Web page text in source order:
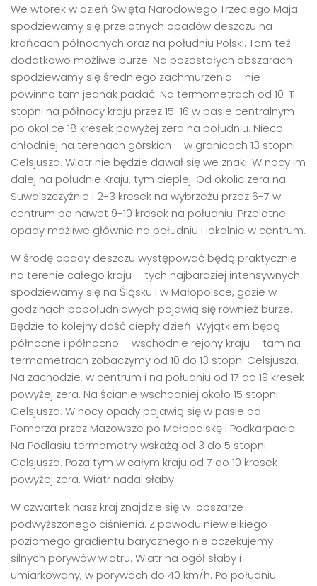
We wtorek w dzień Święta Narodowego Trzeciego Maja
spodziewamy się przelotnych opadów deszczu na
krańcach północnych oraz na południu Polski. Tam też
dodatkowo możliwe burze. Na pozostałych obszarach
spodziewamy się średniego zachmurzenia – nie
powinno tam jednak padać. Na termometrach od 10-11
stopni na północy kraju przez 15-16 w pasie centralnym
po okolice 18 kresek powyżej zera na południu. Nieco
chłodniej na terenach górskich – w granicach 13 stopni
Celsjusza. Wiatr nie będzie dawał się we znaki. W nocy im
dalej na południe Kraju, tym cieplej. Od okolic zera na
Suwalszczyźnie i 2-3 kresek na wybrzeżu przez 6-7 w
centrum po nawet 9-10 kresek na południu. Przelotne
opady możliwe głównie na południu i lokalnie w centrum.
W środę opady deszczu występować będą praktycznie
na terenie całego kraju – tych najbardziej intensywnych
spodziewamy się na Śląsku i w Małopolsce, gdzie w
godzinach popołudniowych pojawią się również burze.
Będzie to kolejny dość ciepły dzień. Wyjątkiem będą
północne i północno – wschodnie rejony kraju – tam na
termometrach zobaczymy od 10 do 13 stopni Celsjusza.
Na zachodzie, w centrum i na południu od 17 do 19 kresek
powyżej zera. Na ścianie wschodniej około 15 stopni
Celsjusza. W nocy opady pojawią się w pasie od
Pomorza przez Mazowsze po Małopolskę i Podkarpacie.
Na Podlasiu termometry wskażą od 3 do 5 stopni
Celsjusza. Poza tym w całym kraju od 7 do 10 kresek
powyżej zera. Wiatr nadal słaby.
W czwartek nasz kraj znajdzie się w obszarze
podwyższonego ciśnienia. Z powodu niewielkiego
poziomego gradientu barycznego nie oczekujemy
silnych porywów wiatru. Wiatr na ogół słaby i
umiarkowany, w porywach do 40 km/h. Po południu